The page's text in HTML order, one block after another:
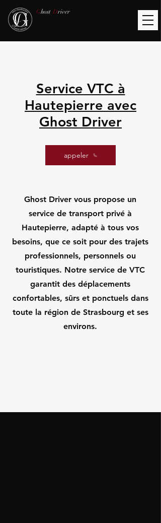
Ghost Driver
Service VTC à
Hautepierre avec
Ghost Driver
appeler
Ghost Driver vous propose un
service de transport privé à
Hautepierre, adapté à tous vos
besoins, que ce soit pour des trajets
professionnels, personnels ou
touristiques. Notre service de VTC
garantit des déplacements
confortables, sûrs et ponctuels dans
toute la région de Strasbourg et ses
environs.